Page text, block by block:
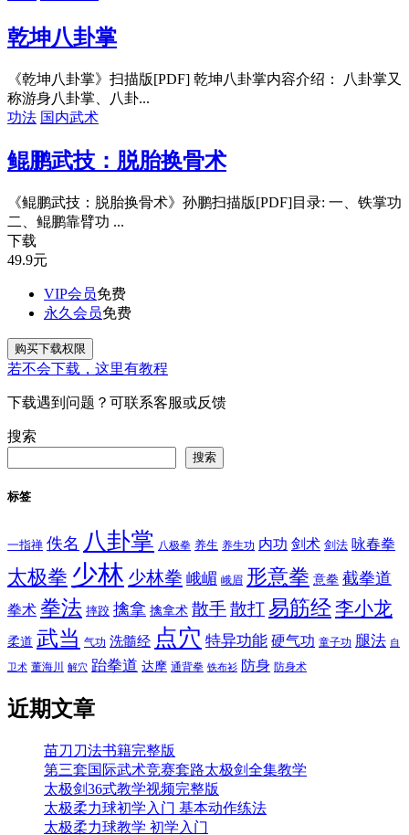
乾坤八卦掌
《乾坤八卦掌》扫描版[PDF] 乾坤八卦掌内容介绍： 八卦掌又
称游身八卦掌、八卦...
功法 国内武术
鲲鹏武技：脱胎换骨术
《鲲鹏武技：脱胎换骨术》孙鹏扫描版[PDF]目录: 一、铁掌功
二、鲲鹏靠臂功 ...
下载
49.9元
VIP会员免费
永久会员免费
购买下载权限
若不会下载，这里有教程
下载遇到问题？可联系客服或反馈
搜索
搜索
标签
一指禅 佚名 八卦掌 八极拳 养生 养生功 内功 剑术 剑法 咏春拳
太极拳 少林 少林拳 峨嵋 峨眉 形意拳 意拳 截拳道
拳术 拳法 摔跤 擒拿 擒拿术 散手散打易筋经李小龙
柔道 武当 气功 洗髓经 点穴 特异功能 硬气功 童子功 腿法 自
卫术 董海川 解穴 跆拳道 达摩 通背拳 铁布衫 防身 防身术
近期文章
苗刀刀法书籍完整版
第三套国际武术竞赛套路太极剑全集教学
太极剑36式教学视频完整版
太极柔力球初学入门 基本动作练法
太极柔力球教学 初学入门